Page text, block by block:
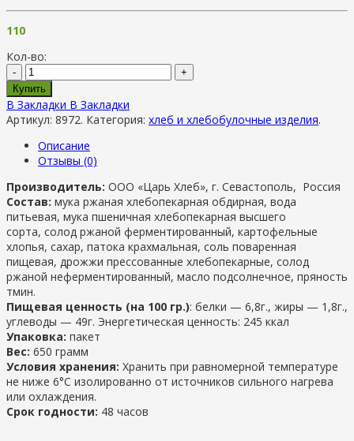
110
Кол-во:
-
+
Купить
В Закладки В Закладки
Артикул: 8972. Категория: хлеб и хлебобулочные изделия.
Описание
Отзывы (0)
Производитель: ООО «Царь Хлеб», г. Севастополь, Россия
Состав: мука ржаная хлебопекарная обдирная, вода
питьевая, мука пшеничная хлебопекарная высшего
сорта, солод ржаной ферментированный, картофельные
хлопья, сахар, патока крахмальная, соль поваренная
пищевая, дрожжи прессованные хлебопекарные, солод
ржаной неферментированный, масло подсолнечное, пряность
тмин.
Пищевая ценность (на 100 гр.): белки — 6,8г., жиры — 1,8г.,
углеводы — 49г. Энергетическая ценность: 245 ккал
Упаковка: пакет
Вес: 650 грамм
Условия хранения: Хранить при равномерной температуре
не ниже 6°С изолированно от источников сильного нагрева
или охлаждения.
Срок годности: 48 часов